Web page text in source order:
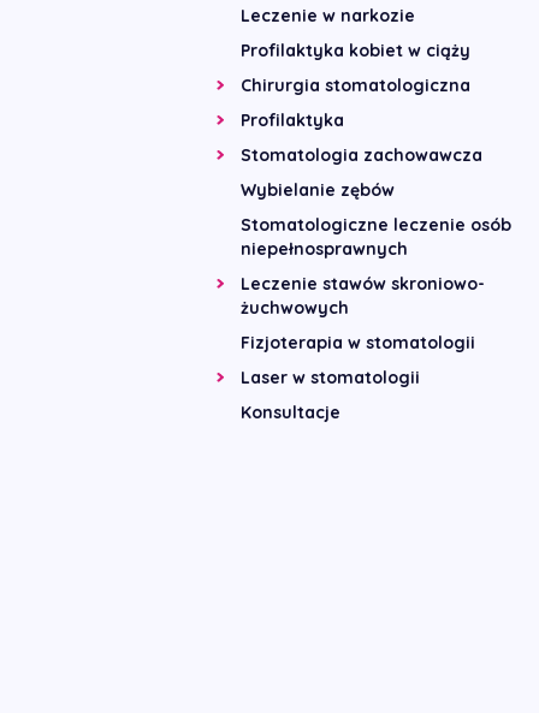
Leczenie w narkozie
Profilaktyka kobiet w ciąży
Chirurgia stomatologiczna
Profilaktyka
Stomatologia zachowawcza
Wybielanie zębów
Stomatologiczne leczenie osób
niepełnosprawnych
Leczenie stawów skroniowo-
żuchwowych
Fizjoterapia w stomatologii
Laser w stomatologii
Konsultacje